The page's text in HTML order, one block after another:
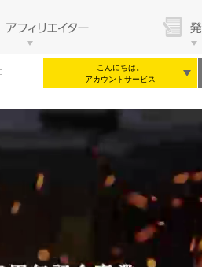
こんにちは。
アカウントサービス